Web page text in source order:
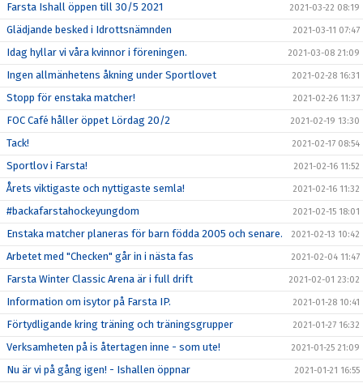
Farsta Ishall öppen till 30/5 2021 2021-03-22 08:19
Glädjande besked i Idrottsnämnden 2021-03-11 07:47
Idag hyllar vi våra kvinnor i föreningen. 2021-03-08 21:09
Ingen allmänhetens åkning under Sportlovet 2021-02-28 16:31
Stopp för enstaka matcher! 2021-02-26 11:37
FOC Café håller öppet Lördag 20/2 2021-02-19 13:30
Tack! 2021-02-17 08:54
Sportlov i Farsta! 2021-02-16 11:52
Årets viktigaste och nyttigaste semla! 2021-02-16 11:32
#backafarstahockeyungdom 2021-02-15 18:01
Enstaka matcher planeras för barn födda 2005 och senare. 2021-02-13 10:42
Arbetet med "Checken" går in i nästa fas 2021-02-04 11:47
Farsta Winter Classic Arena är i full drift 2021-02-01 23:02
Information om isytor på Farsta IP. 2021-01-28 10:41
Förtydligande kring träning och träningsgrupper 2021-01-27 16:32
Verksamheten på is återtagen inne - som ute! 2021-01-25 21:09
Nu är vi på gång igen! - Ishallen öppnar 2021-01-21 16:55